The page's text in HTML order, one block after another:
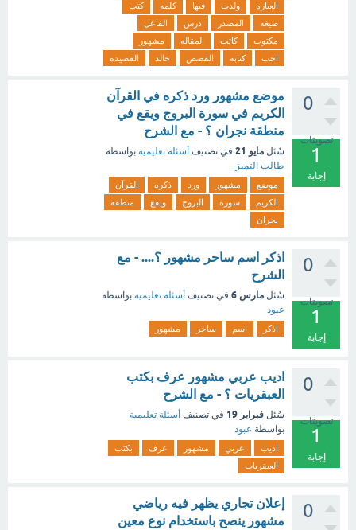
العباره ولدت فيها كلمه
كتب
صيغه
المصدر درس
الفاعل
مكتوب
كاتب المقاله
مشهور
احب
كتابه القصص خالد القصيده
0
تصويتات
1
إجابة
موضع مشهور ورد ذكره في القرآن
الكريم في سورة البروج ويقع في
منطقة نجران ؟ - مع الشرح
سُئل مايو 21 في تصنيف أسئلة تعليمية بواسطة
طالب التميز
موضع مشهور ورد ذكره
القرآن
الكريم
سورة البروج ويقع
منطقة
نجران
0
تصويتات
1
إجابة
اذكر اسم ساحر مشهور ؟.... - مع
الشرح
سُئل مارس 6 في تصنيف أسئلة تعليمية بواسطة
عبود
اذكر اسم ساحر مشهور
0
تصويتات
1
إجابة
اديب عربي مشهور عرف بكتب
العبقريات ؟ - مع الشرح
سُئل فبراير 19 في تصنيف أسئلة تعليمية
بواسطة عبود
اديب عربي مشهور عرف
بكتب
العبقريات
0
إعلان تجاري يظهر فيه رياضي
مشهور ينصح باستخدام نوع معين